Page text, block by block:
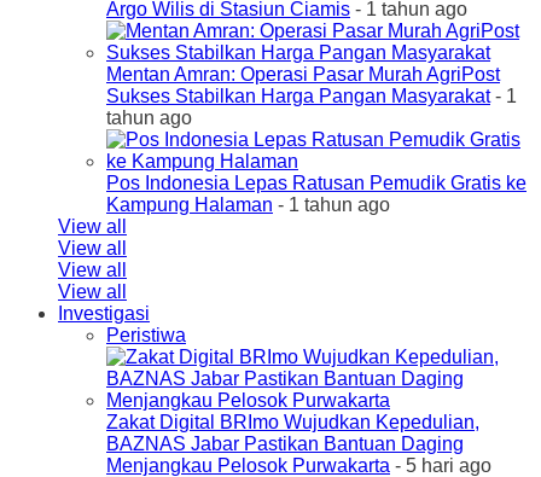
Argo Wilis di Stasiun Ciamis - 1 tahun ago
Mentan Amran: Operasi Pasar Murah AgriPost
Sukses Stabilkan Harga Pangan Masyarakat- 1
tahun ago
Pos Indonesia Lepas Ratusan Pemudik Gratis ke
Kampung Halaman - 1 tahun ago
View all
View all
View all
View all
Investigasi
Peristiwa
Zakat Digital BRImo Wujudkan Kepedulian,
BAZNAS Jabar Pastikan Bantuan Daging
Menjangkau Pelosok Purwakarta - 5 hari ago